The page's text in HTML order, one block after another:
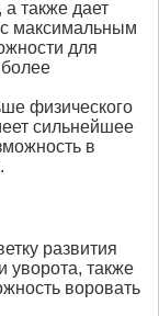
а также дает
максимальным
для
физического
сильнейшее
в
развития
уворота, также
воровать